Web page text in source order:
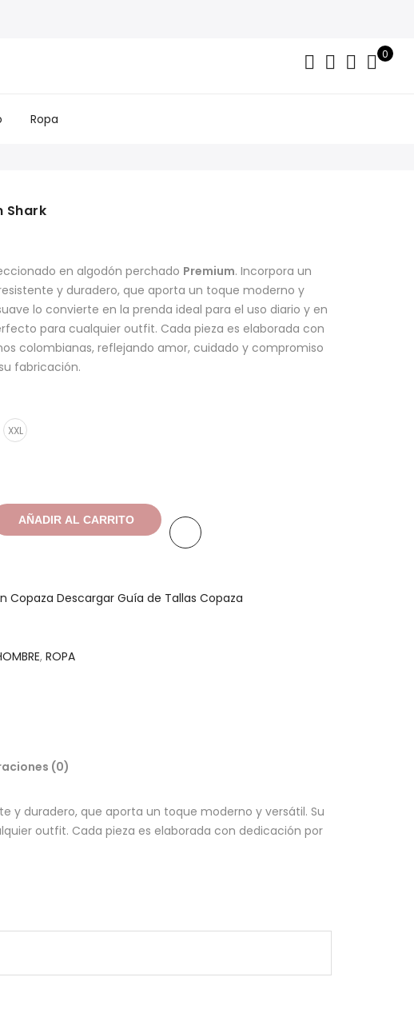
0
Ropa
Shark
en algodón perchado Premium. Incorpora un
y duradero, que aporta un toque moderno y
lo convierte en la prenda ideal para el uso diario y en
para cualquier outfit. Cada pieza es elaborada con
colombianas, reflejando amor, cuidado y compromiso
fabricación.
XXL
AÑADIR AL CARRITO
Copaza Descargar Guía de Tallas Copaza
, ROPA
(0)
y duradero, que aporta un toque moderno y versátil. Su
outfit. Cada pieza es elaborada con dedicación por